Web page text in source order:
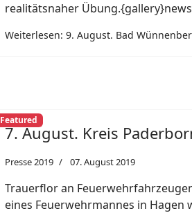
realitätsnaher
Weiterlesen: 9. August. Bad
Featured
7. August. Kreis
Presse 2019 07. August 2019
Trauerflor an
eines Feuerwehrmannes in Hagen